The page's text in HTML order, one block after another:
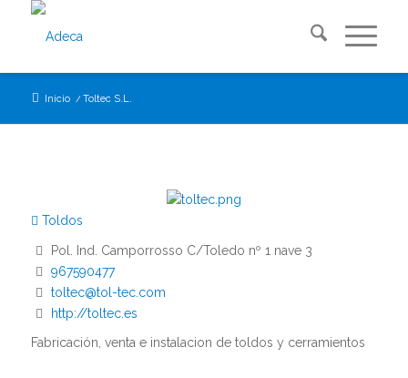
Inicio / Toltec S.L.
Toldos
Pol. Ind. Camporrosso C/Toledo nº 1 nave 3
967590477
toltec@tol-tec.com
http://toltec.es
Fabricación, venta e instalacion de toldos y cerramientos